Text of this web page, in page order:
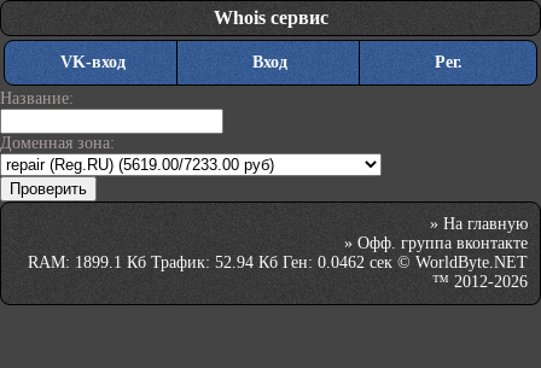
Whois сервис
VK-вход Вход
Рег.
Название:
Доменная зона:
» На главную
» Офф. группа вконтакте
RAM: 1899.1 Кб Трафик: 52.94 Кб Ген: 0.0462 сек © WorldByte.NET
™ 2012-2026